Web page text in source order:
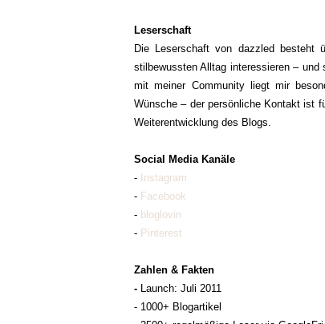
Leserschaft
Die Leserschaft von dazzled
stilbewussten Alltag interessieren –
mit meiner Community liegt mir
Wünsche – der persönliche Kontakt ist
Weiterentwicklung des Blogs.
Social Media Kanäle
- Instagram
- Facebook
- bloglovin
- Pinterest
Zahlen & Fakten
- Launch: Juli 2011
- 1000+ Blogartikel